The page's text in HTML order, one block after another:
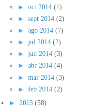
► oct 2014 (1)
► sept 2014 (2)
► ago 2014 (7)
► jul 2014 (2)
► jun 2014 (3)
► abr 2014 (4)
► mar 2014 (3)
► feb 2014 (2)
► 2013 (58)